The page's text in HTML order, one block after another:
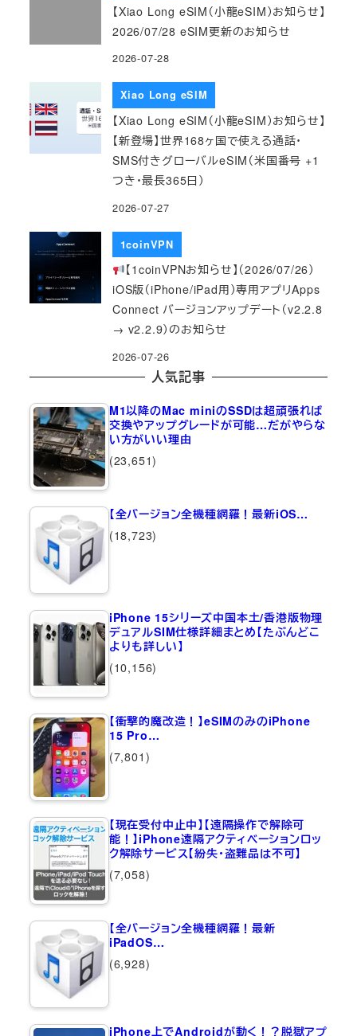
【Xiao Long eSIM（小龍eSIM）お知らせ】
2026/07/28 eSIM更新のお知らせ
2026-07-28
Xiao Long eSIM
【Xiao Long eSIM（小龍eSIM）お知らせ】
【新登場】世界168ヶ国で使える通話・
SMS付きグローバルeSIM（米国番号 +1
つき・最長365日）
2026-07-27
1coinVPN
【1coinVPNお知らせ】（2026/07/26）
iOS版（iPhone/iPad用）専用アプリApps
Connect バージョンアップデート（v2.2.8
→ v2.2.9）のお知らせ
2026-07-26
人気記事
M1以降のMac miniのSSDは超頑張れば
交換やアップグレードが可能…だがやらな
い方がいい理由
(23,651)
【全バージョン全機種網羅！最新iOS…
(18,723)
iPhone 15シリーズ中国本土/香港版物理
デュアルSIM仕様詳細まとめ【たぶんどこ
よりも詳しい】
(10,156)
【衝撃的魔改造！】eSIMのみのiPhone
15 Pro…
(7,801)
【現在受付中止中】【遠隔操作で解除可
能！】iPhone遠隔アクティベーションロッ
ク解除サービス【紛失・盗難品は不可】
(7,058)
【全バージョン全機種網羅！最新
iPadOS…
(6,928)
iPhone上でAndroidが動く！？脱獄アプ